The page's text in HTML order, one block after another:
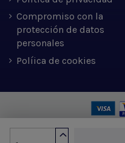
Compromiso con la
protección de datos
personales
Políica de cookies
Zulu Tactical S.L. ©